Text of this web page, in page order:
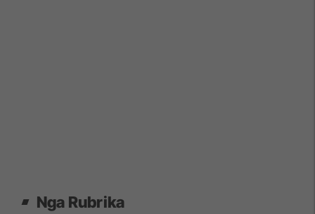
Nga Rubrika